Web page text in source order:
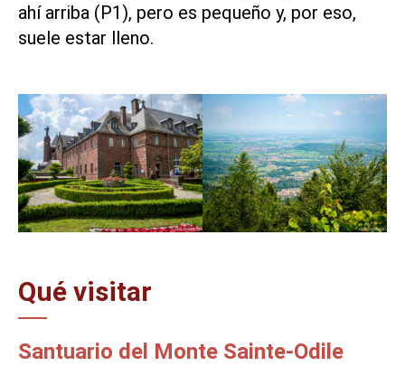
ahí arriba (P1), pero es pequeño y, por eso,
suele estar lleno.
Qué visitar
Santuario del Monte Sainte-Odile